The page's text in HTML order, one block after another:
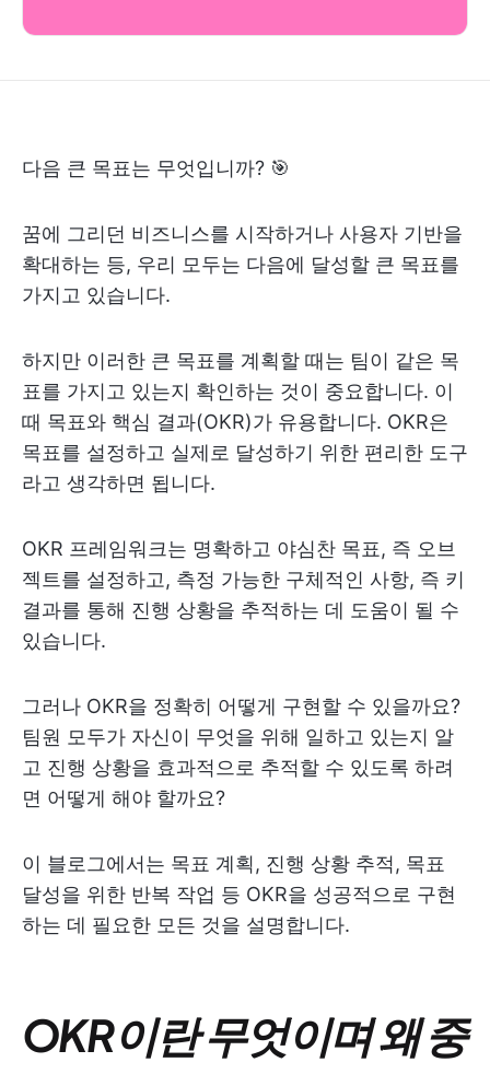
다음 큰 목표는 무엇입니까? 🎯
꿈에 그리던 비즈니스를 시작하거나 사용자 기반을
확대하는 등, 우리 모두는 다음에 달성할 큰 목표를
가지고 있습니다.
하지만 이러한 큰 목표를 계획할 때는 팀이 같은 목
표를 가지고 있는지 확인하는 것이 중요합니다. 이
때 목표와 핵심 결과(OKR)가 유용합니다. OKR은
목표를 설정하고 실제로 달성하기 위한 편리한 도구
라고 생각하면 됩니다.
OKR 프레임워크는 명확하고 야심찬 목표, 즉 오브
젝트를 설정하고, 측정 가능한 구체적인 사항, 즉 키
결과를 통해 진행 상황을 추적하는 데 도움이 될 수
있습니다.
그러나 OKR을 정확히 어떻게 구현할 수 있을까요?
팀원 모두가 자신이 무엇을 위해 일하고 있는지 알
고 진행 상황을 효과적으로 추적할 수 있도록 하려
면 어떻게 해야 할까요?
이 블로그에서는 목표 계획, 진행 상황 추적, 목표
달성을 위한 반복 작업 등 OKR을 성공적으로 구현
하는 데 필요한 모든 것을 설명합니다.
OKR이란 무엇이며 왜 중